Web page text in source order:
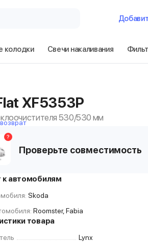
колодки Свечи накаливания
XF5353P
530/530 мм
Проверьте совместимость
?
автомобилям
Skoda
Roomster, Fabia
товара
Lynx